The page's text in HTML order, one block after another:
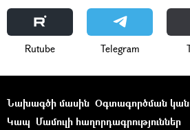
Rutube Telegram
Նախագծի մասին Օգտագործման
Կապ Մամուլի հաղորդագրություններ